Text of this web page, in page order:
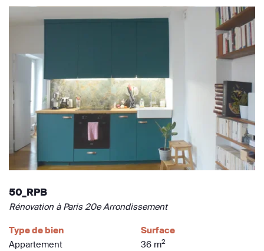
50_RPB
Rénovation à Paris 20e Arrondissement
Type de bien
Appartement
Surface
36 m2